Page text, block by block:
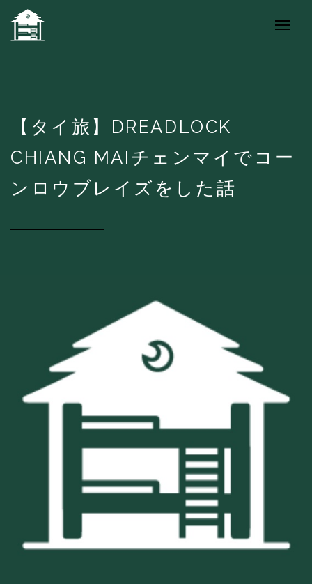
【タイ旅】DREADLOCK
CHIANG MAIチェンマイでコー
ンロウブレイズをした話